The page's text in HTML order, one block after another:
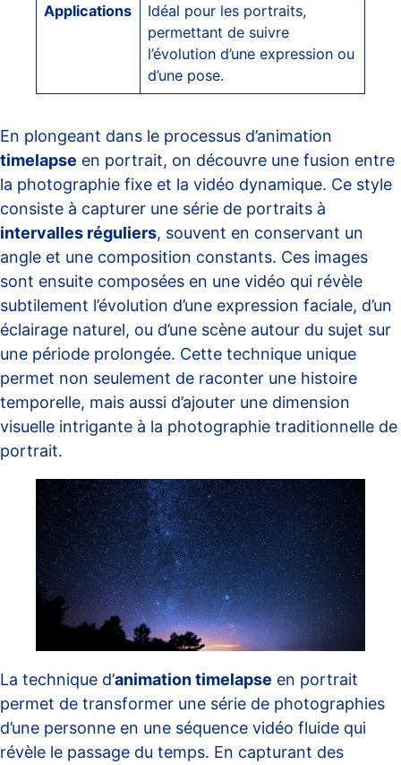
Applications
Idéal pour les portraits,
permettant de suivre
l’évolution d’une expression ou
d’une pose.
En plongeant dans le processus d’animation
timelapse en portrait, on découvre une fusion entre
la photographie fixe et la vidéo dynamique. Ce style
consiste à capturer une série de portraits à
intervalles réguliers, souvent en conservant un
angle et une composition constants. Ces images
sont ensuite composées en une vidéo qui révèle
subtilement l’évolution d’une expression faciale, d’un
éclairage naturel, ou d’une scène autour du sujet sur
une période prolongée. Cette technique unique
permet non seulement de raconter une histoire
temporelle, mais aussi d’ajouter une dimension
visuelle intrigante à la photographie traditionnelle de
portrait.
La technique d’animation timelapse en portrait
permet de transformer une série de photographies
d’une personne en une séquence vidéo fluide qui
révèle le passage du temps. En capturant des